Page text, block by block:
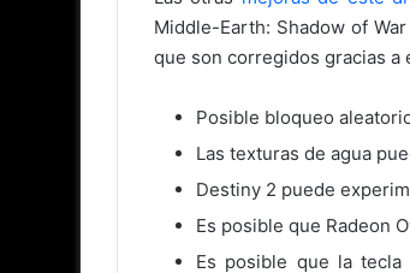
Middle-Earth: Shadow of
que son corregidos gracias
Posible bloqueo
Las texturas de agua
Destiny 2 puede
Es posible que Radeon
Es posible que la